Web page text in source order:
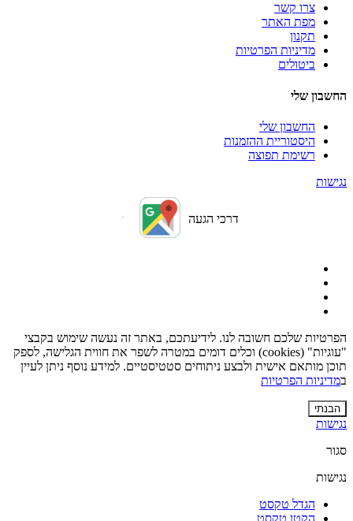
צרו קשר
מפת האתר
תקנון
מדיניות הפרטיות
ביטולים
החשבון שלי
החשבון שלי
היסטוריית ההזמנות
רשימת תפוצה
נגישות
דרכי הגעה
הפרטיות שלכם חשובה לנו. לידיעתכם, באתר זה נעשה שימוש בקבצי
"עוגיות" (cookies) וכלים דומים במטרה לשפר את חווית הגלישה, לספק
תוכן מותאם אישית ולבצע ניתוחים סטטיסטיים. למידע נוסף ניתן לעיין
במדיניות הפרטיות
הבנתי
נגישות
סגור
נגישות
הגדל טקסט
הקטן טקסט